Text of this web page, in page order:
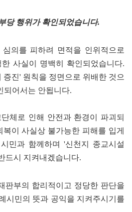
당 행위가 확인되었습니다.
의를 피하려 면적을 인위적으로
사실이 명백히 확인되었습니다.
증진' 원칙을 정면으로 위배한 것으
되어서는 안됩니다.
체로 인해 안전과 환경이 파괴되
이 사실상 불가능한 피해를 입게
민과 함께하며 '신천지 종교시설
드시 지켜내겠습니다.
판부의 합리적이고 정당한 판단을
시민의 뜻과 공익을 지켜주시기를